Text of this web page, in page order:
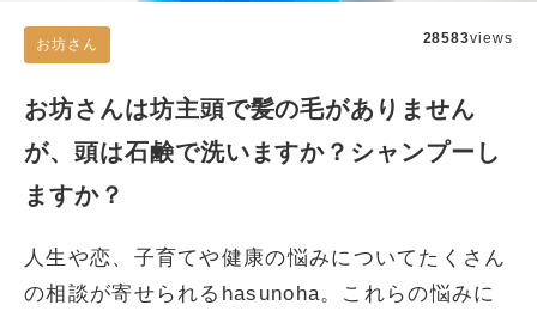
お坊さん 28583views
お坊さんは坊主頭で髪の毛がありません
が、頭は石鹸で洗いますか？シャンプーし
ますか？
人生や恋、子育てや健康の悩みについてたくさん
の相談が寄せられるhasunoha。これらの悩みに